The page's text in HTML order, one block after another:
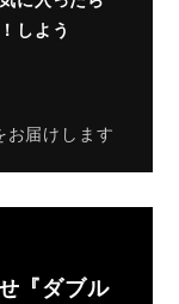
しよう
お届けします
『ダブル